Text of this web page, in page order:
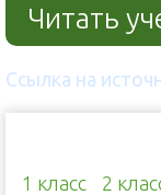
Читать
Ссылка на
1 класс
2